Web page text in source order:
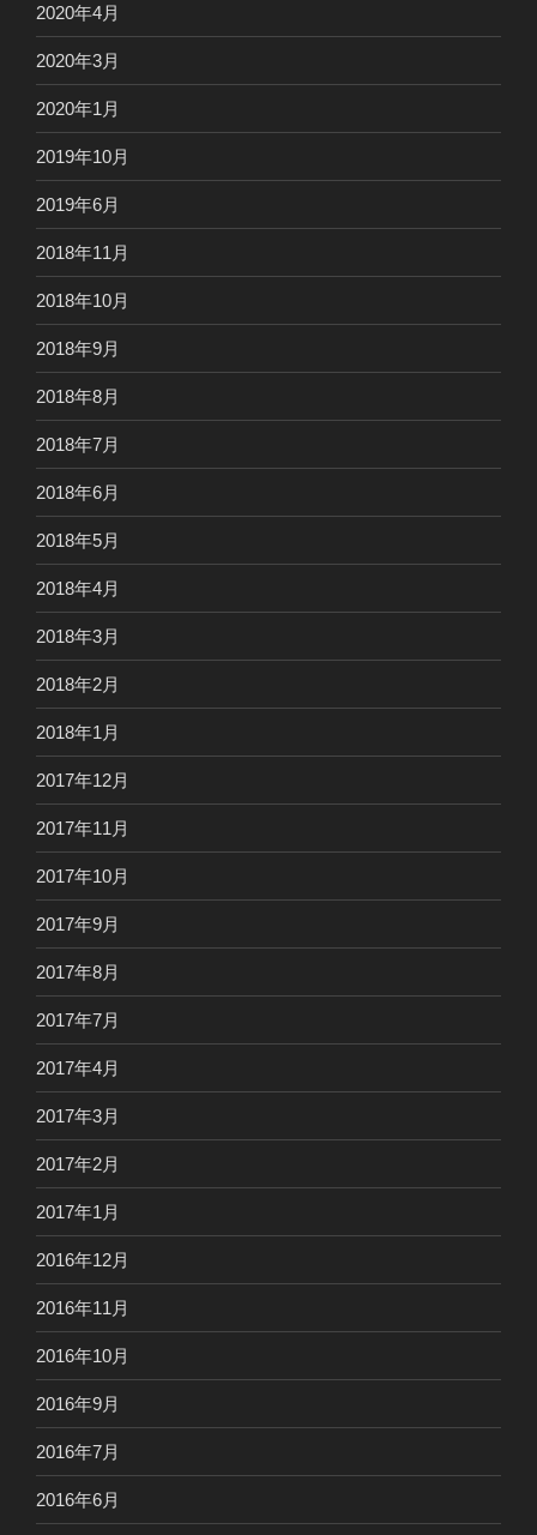
2020年4月
2020年3月
2020年1月
2019年10月
2019年6月
2018年11月
2018年10月
2018年9月
2018年8月
2018年7月
2018年6月
2018年5月
2018年4月
2018年3月
2018年2月
2018年1月
2017年12月
2017年11月
2017年10月
2017年9月
2017年8月
2017年7月
2017年4月
2017年3月
2017年2月
2017年1月
2016年12月
2016年11月
2016年10月
2016年9月
2016年7月
2016年6月